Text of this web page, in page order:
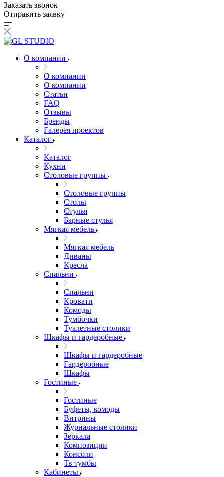
Заказать звонок
Отправить заявку
О компании
О компании
О компании
Статьи
FAQ
Отзывы
Бренды
Галерея проектов
Каталог
Каталог
Кухни
Столовые группы
Столовые группы
Столы
Стулья
Барные стулья
Мягкая мебель
Мягкая мебель
Диваны
Кресла
Спальни
Спальни
Кровати
Комоды
Тумбочки
Туалетные столики
Шкафы и гардеробные
Шкафы и гардеробные
Гардеробные
Шкафы
Гостиные
Гостиные
Буфеты, комоды
Витрины
Журнальные столики
Зеркала
Композиции
Консоли
Тв тумбы
Кабинеты